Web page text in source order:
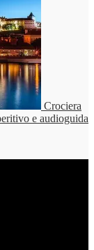
Crociera
e audioguida